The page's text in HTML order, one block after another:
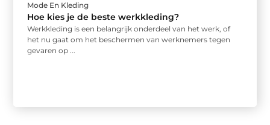
Mode En Kleding
Hoe kies je de beste werkkleding?
Werkkleding is een belangrijk onderdeel van het werk, of
het nu gaat om het beschermen van werknemers tegen
gevaren op ...